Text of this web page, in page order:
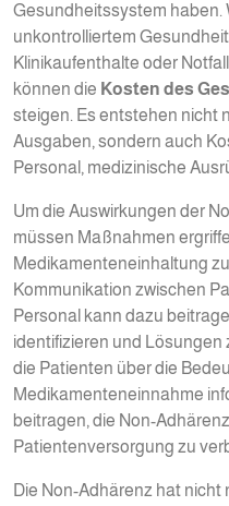
Gesundheitssystem haben.
unkontrolliertem
Klinikaufenthalte oder
können die Kosten des
steigen. Es entstehen nicht
Ausgaben, sondern auch
Personal, medizinische
Um die Auswirkungen der
müssen Maßnahmen
Medikamenteneinhaltung
Kommunikation zwischen
Personal kann dazu
identifizieren und Lösungen
die Patienten über die
Medikamenteneinnahme
beitragen, die Non-
Patientenversorgung zu
Die Non-Adhärenz hat